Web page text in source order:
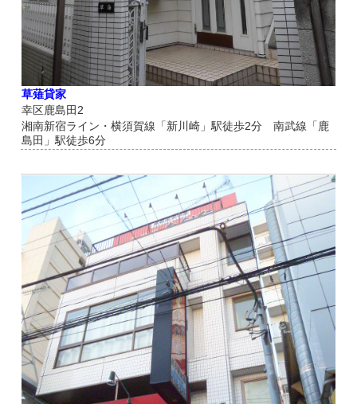
草薙貸家
幸区鹿島田2
湘南新宿ライン・横須賀線「新川崎」駅徒歩2分 南武線「鹿
島田」駅徒歩6分